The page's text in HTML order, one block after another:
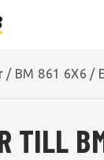
/ BM 861 6X6 /
TILL